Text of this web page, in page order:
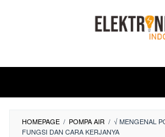
HOMEPAGE / POMPA AIR / √ MENGENAL
FUNGSI DAN CARA KERJANYA